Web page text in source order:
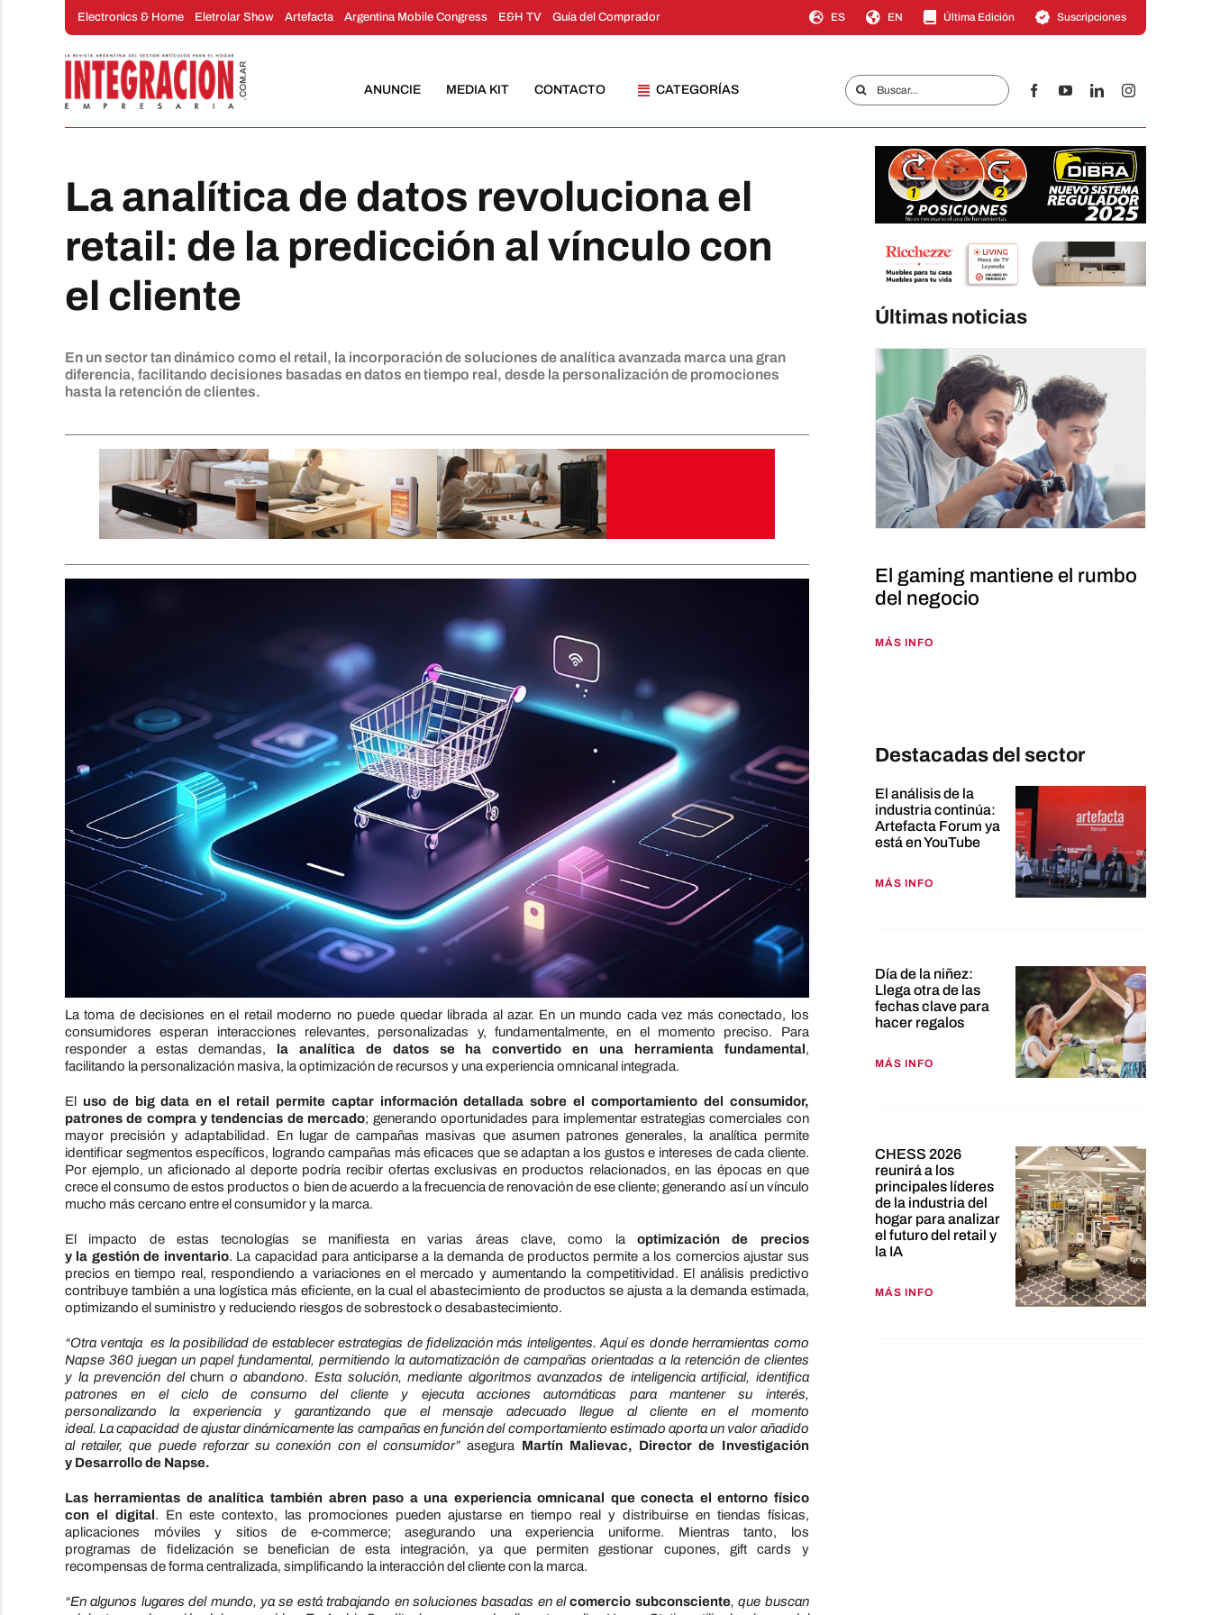
Electronics & Home Eletrolar Show Artefacta Argentina Mobile Congress E&H TV Guía del Comprador ES EN Última Edición Suscripciones
ANUNCIE MEDIA KIT CONTACTO CATEGORÍAS
Buscar:
La analítica de datos revoluciona el
retail: de la predicción al vínculo con
el cliente
En un sector tan dinámico como el retail, la incorporación de soluciones de analítica avanzada marca una gran
diferencia, facilitando decisiones basadas en datos en tiempo real, desde la personalización de promociones
hasta la retención de clientes.
La toma de decisiones enel retail moderno no puede quedar librada al azar. En un mundo cada vez más conectado, los
consumidores esperan interacciones relevantes, personalizadas y, fundamentalmente, en el momento preciso. Para
responder a estasdemandas, la analítica de datosse ha convertido en una herramienta fundamental,
facilitando la personalización masiva, la optimizaciónderecursos y una experiencia omnicanal integrada.
El uso debig data enel retail permite captar informacióndetallada sobreel comportamiento del consumidor,
patronesde compra y tendencias demercado; generando oportunidades para implementar estrategias comerciales con
mayor precisión y adaptabilidad. En lugarde campañas masivas que asumen patrones generales, la analítica permite
identificar segmentos específicos, logrando campañas más eficaces que se adaptan a los gustos e intereses decada cliente.
Por ejemplo, un aficionado al deporte podría recibir ofertas exclusivas en productos relacionados, en las épocas en que
creceel consumodeestos productos o biendeacuerdo a la frecuenciade renovacióndeese cliente; generando así un vínculo
mucho más cercano entreel consumidor y la marca.
El impacto deestas tecnologías se manifiesta en varias áreas clave, como la optimizaciónde precios
y la gestiónde inventario. La capacidad para anticiparse a la demanda deproductos permite a los comercios ajustar sus
precios en tiempo real, respondiendo a variaciones en el mercado y aumentando la competitividad. El análisis predictivo
contribuye también a una logística más eficiente, en la cualel abastecimientode productos se ajusta a la demanda estimada,
optimizando el suministro y reduciendo riesgos desobrestock o desabastecimiento.
“Otra ventaja es laposibilidadde establecer estrategias defidelización más inteligentes. Aquí es donde herramientas como
Napse 360 juegan un papel fundamental, permitiendo laautomatización decampañas orientadas a laretención declientes
y laprevención delchurn o abandono. Esta solución, mediante algoritmos avanzados deinteligencia artificial, identifica
patrones en elciclode consumo del cliente y ejecuta acciones automáticas para mantener su interés,
personalizandola experiencia y garantizando que elmensaje adecuado llegue al cliente enelmomento
ideal.Lacapacidad deajustar dinámicamentelas campañas en funcióndel comportamiento estimado aporta un valor añadido
alretailer, que puede reforzar su conexión con elconsumidor” asegura Martín Malievac, Directorde Investigación
y DesarrollodeNapse.
Las herramientas deanalítica también abren paso a una experiencia omnicanal que conecta el entorno físico
con el digital. En este contexto, las promociones pueden ajustarse en tiempo real y distribuirse en tiendas físicas,
aplicaciones móviles y sitiosde e-commerce; asegurando una experiencia uniforme. Mientras tanto, los
programasde fidelización se benefician deesta integración, ya que permiten gestionar cupones, gift cards y
recompensas deforma centralizada, simplificando la interaccióndel cliente con la marca.
“En algunos lugaresdel mundo, ya se está trabajando en soluciones basadas enel comercio subconsciente, que buscan
Últimas noticias
El gaming mantiene el rumbo
del negocio
MÁS INFO
Destacadas del sector
El análisis de la
industria continúa:
Artefacta Forum ya
está en YouTube
MÁS INFO
Día de la niñez:
Llega otra de las
fechas clave para
hacer regalos
MÁS INFO
CHESS 2026
reunirá a los
principales líderes
de la industria del
hogar para analizar
el futuro del retail y
la IA
MÁS INFO